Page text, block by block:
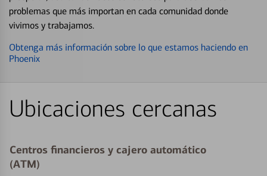
problemas que más importan en cada comunidad donde
vivimos y trabajamos.
Obtenga más información sobre lo que estamos haciendo en
Phoenix
Ubicaciones cercanas
Centros financieros y cajero automático
(ATM)